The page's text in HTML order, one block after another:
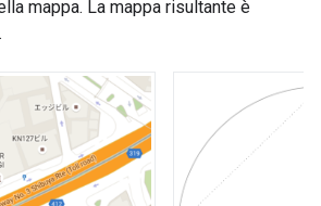
mappa. La mappa risultante è